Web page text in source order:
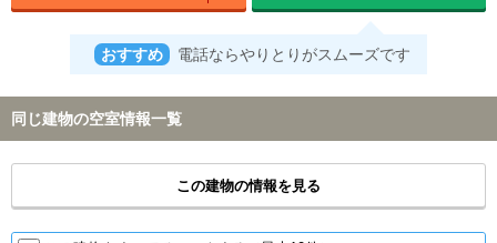
おすすめ 電話ならやりとりがスムーズです
同じ建物の空室情報一覧
この建物の情報を見る